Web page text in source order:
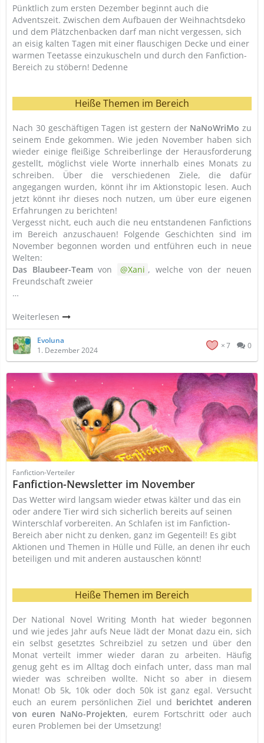
Pünktlich zum ersten Dezember beginnt auch die
Adventszeit. Zwischen dem Aufbauen der Weihnachtsdeko
und dem Plätzchenbacken darf man nicht vergessen, sich
an eisig kalten Tagen mit einer flauschigen Decke und einer
warmen Teetasse einzukuscheln und durch den Fanfiction-
Bereich zu stöbern! Dedenne
Heiße Themen im Bereich
Nach 30 geschäftigen Tagen ist gestern der NaNoWriMo zu
seinem Ende gekommen. Wie jeden November haben sich
wieder einige fleißige Schreiberlinge der Herausforderung
gestellt, möglichst viele Worte innerhalb eines Monats zu
schreiben. Über die verschiedenen Ziele, die dafür
angegangen wurden, könnt ihr im Aktionstopic lesen. Auch
jetzt könnt ihr dieses noch nutzen, um über eure eigenen
Erfahrungen zu berichten!
Vergesst nicht, euch auch die neu entstandenen Fanfictions
im Bereich anzuschauen! Folgende Geschichten sind im
November begonnen worden und entführen euch in neue
Welten:
Das Blaubeer-Teamvon Xani , welche von der neuen
Freundschaft zweier
…
Weiterlesen
Evoluna
1. Dezember 2024
7 0
Fanfiction-Verteiler
Fanfiction-Newsletter im November
Das Wetter wird langsam wieder etwas kälter und das ein
oder andere Tier wird sich sicherlich bereits auf seinen
Winterschlaf vorbereiten. An Schlafen ist im Fanfiction-
Bereich aber nicht zu denken, ganz im Gegenteil! Es gibt
Aktionen und Themen in Hülle und Fülle, an denen ihr euch
beteiligen und mit anderen austauschen könnt!
Heiße Themen im Bereich
Der National Novel Writing Month hat wieder begonnen
und wie jedes Jahr aufs Neue lädt der Monat dazu ein, sich
ein selbst gesetztes Schreibziel zu setzen und über den
Monat verteilt immer wieder daran zu arbeiten. Häufig
genug geht es im Alltag doch einfach unter, dass man mal
wieder was schreiben wollte. Nicht so aber in diesem
Monat! Ob 5k, 10k oder doch 50k ist ganz egal. Versucht
euch an eurem persönlichen Ziel und berichtet anderen
von euren NaNo-Projekten, eurem Fortschritt oder auch
euren Problemen bei der Umsetzung!